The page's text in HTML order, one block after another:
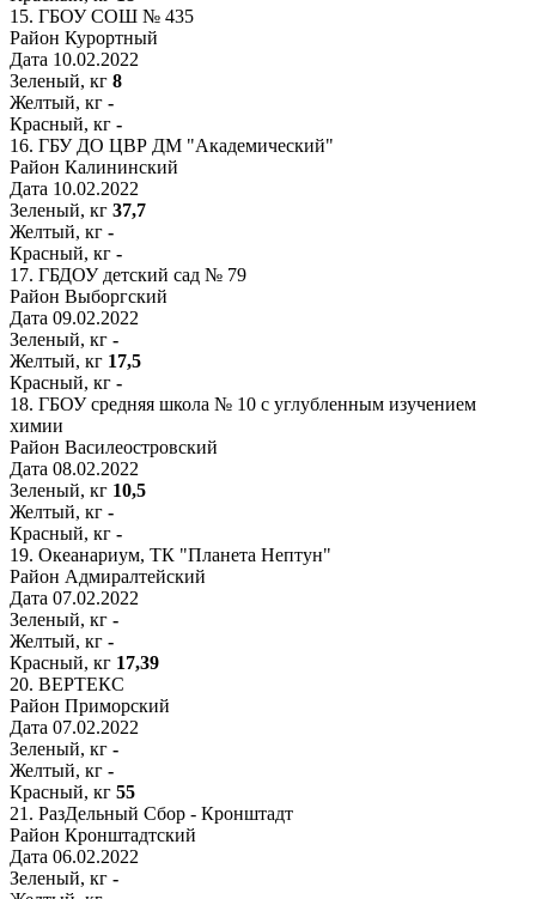
15. ГБОУ СОШ № 435
Район Курортный
Дата 10.02.2022
Зеленый, кг 8
Желтый, кг -
Красный, кг -
16. ГБУ ДО ЦВР ДМ "Академический"
Район Калининский
Дата 10.02.2022
Зеленый, кг 37,7
Желтый, кг -
Красный, кг -
17. ГБДОУ детский сад № 79
Район Выборгский
Дата 09.02.2022
Зеленый, кг -
Желтый, кг 17,5
Красный, кг -
18. ГБОУ средняя школа № 10 с углубленным изучением
химии
Район Василеостровский
Дата 08.02.2022
Зеленый, кг 10,5
Желтый, кг -
Красный, кг -
19. Океанариум, ТК "Планета Нептун"
Район Адмиралтейский
Дата 07.02.2022
Зеленый, кг -
Желтый, кг -
Красный, кг 17,39
20. ВЕРТЕКС
Район Приморский
Дата 07.02.2022
Зеленый, кг -
Желтый, кг -
Красный, кг 55
21. РазДельный Сбор - Кронштадт
Район Кронштадтский
Дата 06.02.2022
Зеленый, кг -